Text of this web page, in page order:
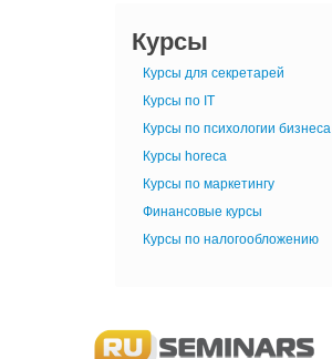
Курсы
Курсы для секретарей
Курсы по IT
Курсы по психологии бизнеса
Курсы horeca
Курсы по маркетингу
Финансовые курсы
Курсы по налогообложению